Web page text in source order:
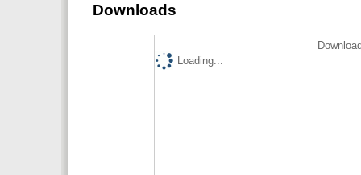
Downloads
Loading...